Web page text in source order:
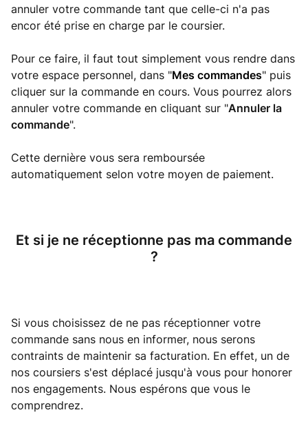
annuler votre commande tant que celle-ci n'a pas
encor été prise en charge par le coursier.
Pour ce faire, il faut tout simplement vous rendre dans
votre espace personnel, dans "Mes commandes" puis
cliquer sur la commande en cours. Vous pourrez alors
annuler votre commande en cliquant sur "Annuler la
commande".
Cette dernière vous sera remboursée
automatiquement selon votre moyen de paiement.
Et si je ne réceptionne pas ma commande
?
Si vous choisissez de ne pas réceptionner votre
commande sans nous en informer, nous serons
contraints de maintenir sa facturation. En effet, un de
nos coursiers s'est déplacé jusqu'à vous pour honorer
nos engagements. Nous espérons que vous le
comprendrez.